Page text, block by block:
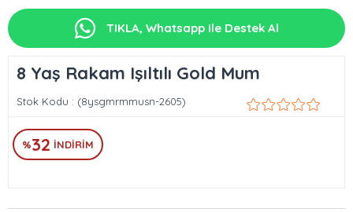
TIKLA, Whatsapp ile Destek Al
8 Yaş Rakam Işıltılı Gold Mum
Stok Kodu (8ysgmrmmusn-2605)
%32 İNDIRIM